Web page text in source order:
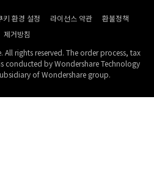
키 환경 설정 라이선스 약관
환불정책
제거방침
rights reserved. The order process, tax
conducted by Wondershare Technology
of Wondershare group.